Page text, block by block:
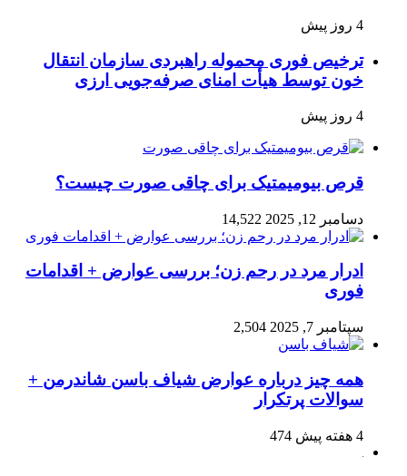
4 روز پیش
ترخیص فوری محموله راهبردی سازمان انتقال
خون توسط هیأت امنای صرفه‌جویی ارزی
4 روز پیش
قرص بیومیمتیک برای چاقی صورت چیست؟
دسامبر 12, 2025 14,522
ادرار مرد در رحم زن؛ بررسی عوارض + اقدامات
فوری
سپتامبر 7, 2025 2,504
همه چیز درباره عوارض شیاف باسن شاندرمن +
سوالات پرتکرار
4 هفته پیش 474